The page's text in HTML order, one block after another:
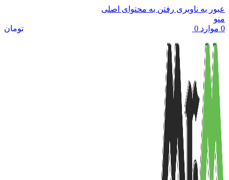
عبور به ناوبری رفتن به محتوای اصلی
منو
0 موارد 0 تومان